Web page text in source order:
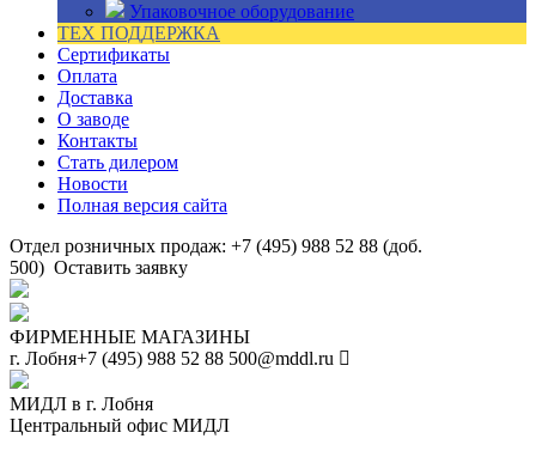
Упаковочное оборудование
ТЕХ ПОДДЕРЖКА
Сертификаты
Оплата
Доставка
О заводе
Контакты
Стать дилером
Новости
Полная версия сайта
Отдел розничных продаж: +7 (495) 988 52 88 (доб.
500) Оставить заявку
ФИРМЕННЫЕ МАГАЗИНЫ
г. Лобня+7 (495) 988 52 88 500@mddl.ru
МИДЛ в г. Лобня
Центральный офис МИДЛ